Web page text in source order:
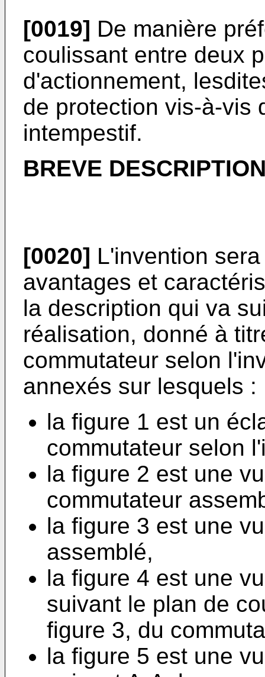
[0019] De manière
coulissant entre deux
d'actionnement,
de protection vis-à-vis
intempestif.
BREVE
[0020] L'invention
avantages et
la description qui va
réalisation, donné à
commutateur selon
annexés sur lesquels :
la figure 1 est un
commutateur selon
la figure 2 est une
commutateur
la figure 3 est une
assemblé,
la figure 4 est une
suivant le plan de
figure 3, du
la figure 5 est une